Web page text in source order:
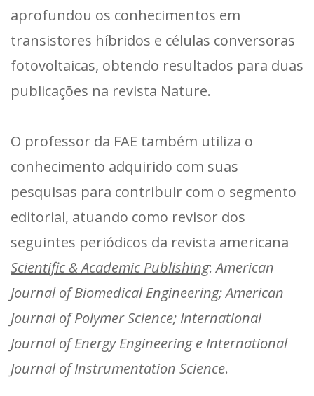
aprofundou os conhecimentos em
transistores híbridos e células conversoras
fotovoltaicas, obtendo resultados para duas
publicações na revista Nature.
O professor da FAE também utiliza o
conhecimento adquirido com suas
pesquisas para contribuir com o segmento
editorial, atuando como revisor dos
seguintes periódicos da revista americana
Scientific & Academic Publishing:American
Journal of Biomedical Engineering; American
Journal of Polymer Science; International
Journal of Energy Engineering e International
Journal of Instrumentation Science.